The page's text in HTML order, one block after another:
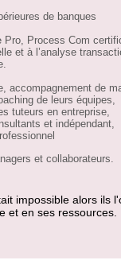
de banques
Pro, Process Com
et à l’analyse
accompagnement de
de leurs équipes,
tuteurs en entreprise,
et indépendant,
et collaborateurs.
impossible alors ils
et en ses ressources.